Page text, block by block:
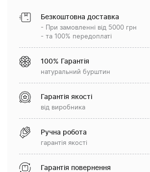
Безкоштовна доставка
- При замовленні від 5000 грн
- та 100% передоплаті
100% Гарантія
натуральний бурштин
Гарантія якості
від виробника
Ручна робота
гарантія якості
Гарантія повернення